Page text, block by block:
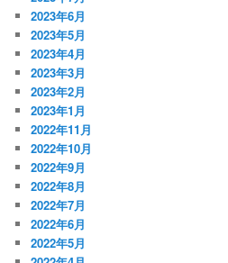
2023年6月
2023年5月
2023年4月
2023年3月
2023年2月
2023年1月
2022年11月
2022年10月
2022年9月
2022年8月
2022年7月
2022年6月
2022年5月